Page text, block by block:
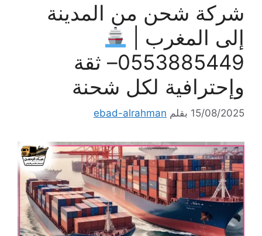
شركة شحن من المدينة
إلى المغرب |
0553885449– ثقة
وإحترافية لكل شحنة
15/08/2025 بقلم ebad-alrahman